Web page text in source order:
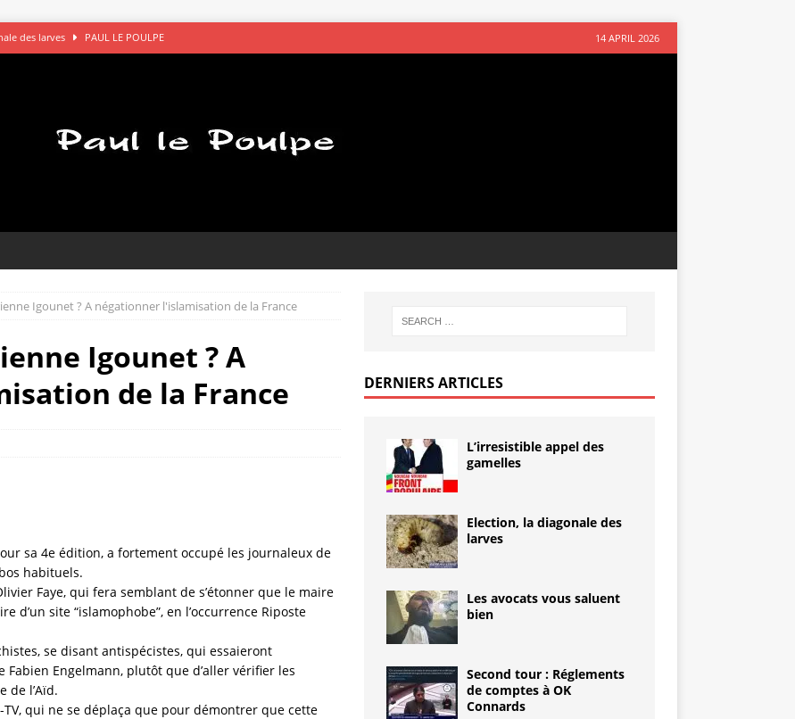
des larves PAUL LE POULPE
le bon choix PAUL LE POULPE
14 APRIL 2026
Igounet ? A négationner l'islamisation de la France
Igounet ? A
de la France
sa 4e édition, a fortement occupé les journaleux de
habituels.
Faye, qui fera semblant de s’étonner que le maire
d’un site “islamophobe”, en l’occurrence Riposte
se disant antispécistes, qui essaieront
Engelmann, plutôt que d’aller vérifier les
de l’Aïd.
qui ne se déplaça que pour démontrer que cette
DERNIERS ARTICLES
L’irresistible appel des
gamelles
Election, la diagonale des
larves
Les avocats vous saluent
bien
Second tour : Réglements
de comptes à OK
Connards